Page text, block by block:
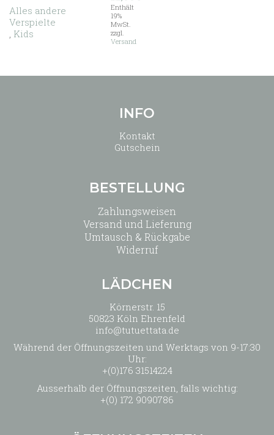
Alles andere
Verspielte
, Kids
Enthält
19%
MwSt.
zzgl.
Versand
INFO
Kontakt
Gutschein
BESTELLUNG
Zahlungsweisen
Versand und Lieferung
Umtausch & Rückgabe
Widerruf
LÄDCHEN
Körnerstr. 15
50823 Köln Ehrenfeld
info@tutuettata.de
Während der Öffnungszeiten und Werktags von 9-17:30
Uhr:
+(0)176 31514224
Ausserhalb der Öffnungszeiten, falls wichtig:
+(0) 172 9090786